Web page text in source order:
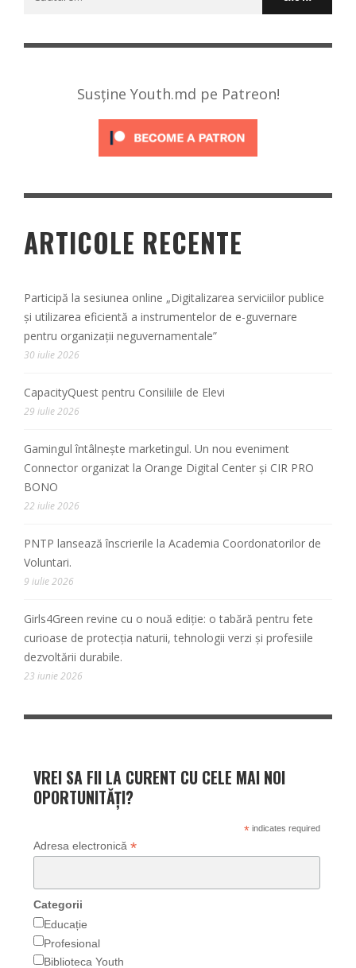
Susține Youth.md pe Patreon!
ARTICOLE RECENTE
Participă la sesiunea online „Digitalizarea serviciilor publice
și utilizarea eficientă a instrumentelor de e-guvernare
pentru organizații neguvernamentale”
30 iulie 2026
CapacityQuest pentru Consiliile de Elevi
29 iulie 2026
Gamingul întâlnește marketingul. Un nou eveniment
Connector organizat la Orange Digital Center și CIR PRO
BONO
22 iulie 2026
PNTP lansează înscrierile la Academia Coordonatorilor de
Voluntari.
9 iulie 2026
Girls4Green revine cu o nouă ediție: o tabără pentru fete
curioase de protecția naturii, tehnologii verzi și profesiile
dezvoltării durabile.
23 iunie 2026
VREI SA FII LA CURENT CU CELE MAI NOI
OPORTUNITĂȚI?
*indicates required
Adresa electronică *
Categorii
Educație
Profesional
Biblioteca Youth